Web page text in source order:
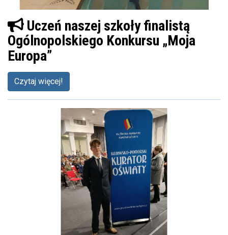
Uczeń naszej szkoły finalistą
Ogólnopolskiego Konkursu „Moja
Europa”
Czytaj więcej!